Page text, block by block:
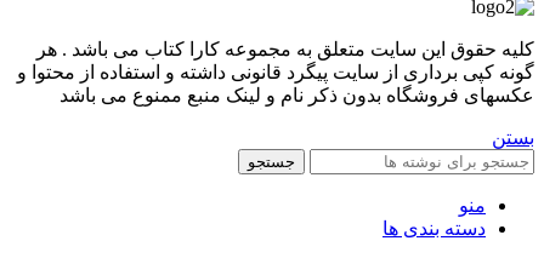
کليه حقوق اين سايت متعلق به مجموعه کارا کتاب می باشد . هر
گونه کپی برداری از سایت پیگرد قانونی داشته و استفاده از محتوا و
عکسهای فروشگاه بدون ذکر نام و لینک منبع ممنوع می باشد
بستن
جستجو
منو
دسته بندی ها